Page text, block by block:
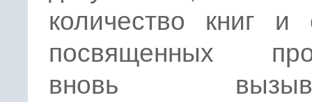
количество книг и
посвященных
вновь